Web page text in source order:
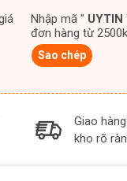
Nhập mã " UYTIN "
đơn hàng từ 2500k
Sao chép
Giao
kho rõ